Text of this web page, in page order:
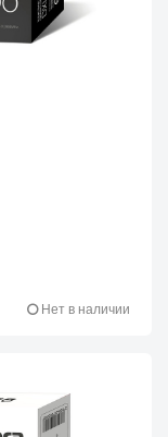
Нет в наличии